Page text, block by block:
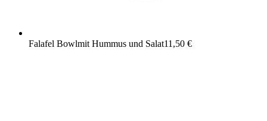
Falafel Bowlmit Hummus und Salat11,50 €